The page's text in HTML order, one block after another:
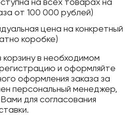
на всех товарах на
от 100 000 рублей)
цена на конкретный
коробке)
в необходимом
и оформляйте
оформления заказа за
персональный менеджер,
для согласования